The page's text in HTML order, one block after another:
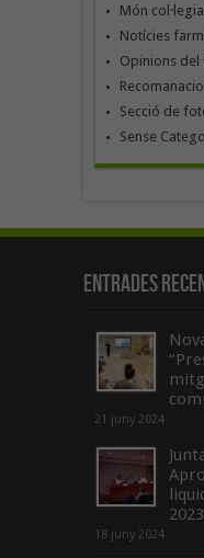
Món col·legial
Notícies
Opinions del
Secció de
Sense
Entrades
21 juny 2024
2023
18 juny 2024